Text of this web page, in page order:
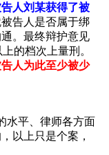
人刘某获得了被
告人是否属于绑
。最终辩护意见
的档次上量刑。
人为此至少被少
水平、律师各方面
以上只是个案，